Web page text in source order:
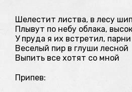
Шелестит листва, в лесу
Плывут по небу облака,
У пруда я их встретил,
Веселый пир в глуши лесной
Выпить все хотят со мной
Припев: